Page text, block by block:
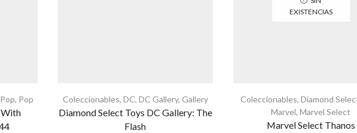
, Pop
With
Coleccionables, DC, DC Gallery, Gallery
Diamond Select Toys DC Gallery: The
Flash
EXISTENCIAS
Coleccionables, Diamond
Marvel,Marvel Select
Marvel Select Thanos